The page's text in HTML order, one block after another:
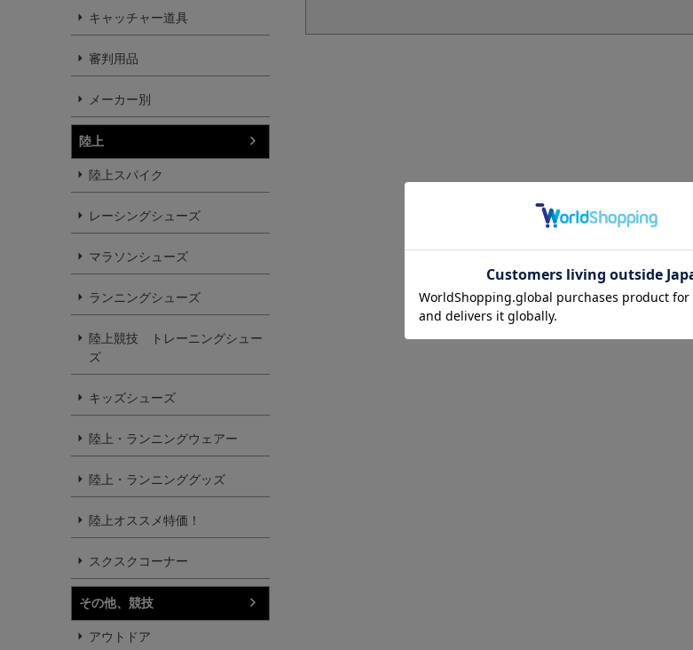
キャッチャー道具
審判用品
メーカー別
陸上
陸上スパイク
レーシングシューズ
マラソンシューズ
ランニングシューズ
陸上競技 トレーニングシュー
ズ
キッズシューズ
陸上・ランニングウェアー
陸上・ランニンググッズ
陸上オススメ特価！
スクスクコーナー
その他、競技
アウトドア